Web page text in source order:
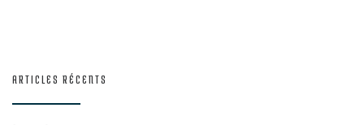
ARTICLES RÉCENTS